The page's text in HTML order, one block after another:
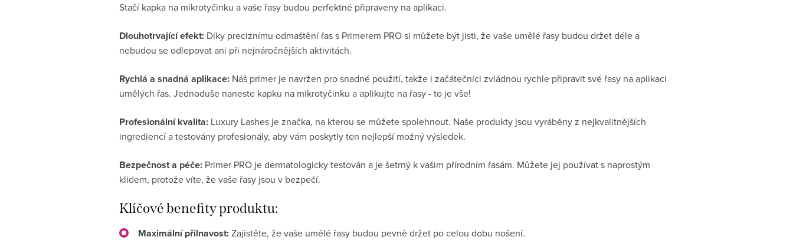
Stačí kapka na mikrotyčinku a vaše řasy budou perfektně připraveny na aplikaci.
Dlouhotrvající efekt: Díky preciznímu odmaštění řas s Primerem PRO si můžete být jisti, že vaše umělé řasy budou držet déle a
nebudou se odlepovat ani při nejnáročnějších aktivitách.
Rychlá a snadná aplikace: Náš primer je navržen pro snadné použití, takže i začátečníci zvládnou rychle připravit své řasy na aplikaci
umělých řas. Jednoduše naneste kapku na mikrotyčinku a aplikujte na řasy - to je vše!
Profesionální kvalita: Luxury Lashes je značka, na kterou se můžete spolehnout. Naše produkty jsou vyráběny z nejkvalitnějších
ingrediencí a testovány profesionály, aby vám poskytly ten nejlepší možný výsledek.
Bezpečnost a péče: Primer PRO je dermatologicky testován a je šetrný k vašim přírodním řasám. Můžete jej používat s naprostým
klidem, protože víte, že vaše řasy jsou v bezpečí.
Klíčové benefity produktu:
Maximální přilnavost:Zajistěte, že vaše umělé řasy budou pevně držet po celou dobu nošení.